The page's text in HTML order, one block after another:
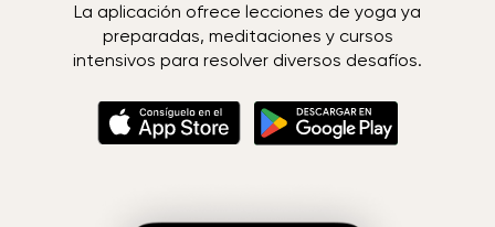
La aplicación ofrece lecciones de yoga ya
preparadas, meditaciones y cursos
intensivos para resolver diversos desafíos.